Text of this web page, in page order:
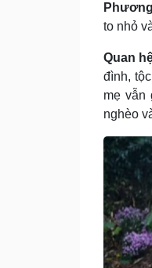
to nhỏ
Quan
đình,
mẹ vẫn
nghèo